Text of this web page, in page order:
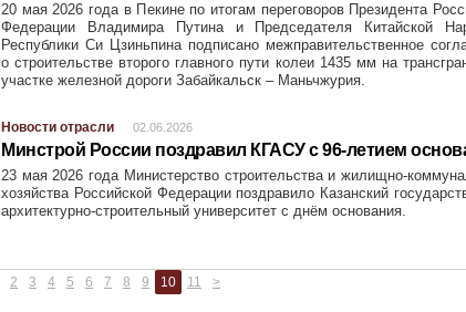
20 мая 2026 года в Пекине по итогам переговоров Президента
Федерации Владимира Путина и Председателя Китайской
Республики Си Цзиньпина подписано межправительственное
о строительстве второго главного пути колеи 1435 мм на
участке железной дороги Забайкальск – Маньчжурия.
Новости отрасли 02.06.2026
Минстрой России поздравил КГАСУ с 96-летием
23 мая 2026 года Министерство строительства и жилищно-
хозяйства Российской Федерации поздравило Казанский
архитектурно-строительный университет с днём основания.
2 3 4 5 6 7 8 9 10 11 >